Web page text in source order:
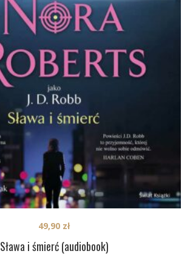
Sława i śmierć (audiobook)
49,90 zł